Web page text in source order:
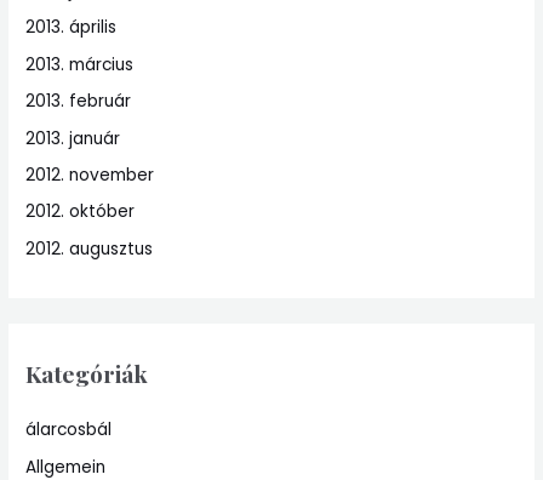
2013. április
2013. március
2013. február
2013. január
2012. november
2012. október
2012. augusztus
Kategóriák
álarcosbál
Allgemein